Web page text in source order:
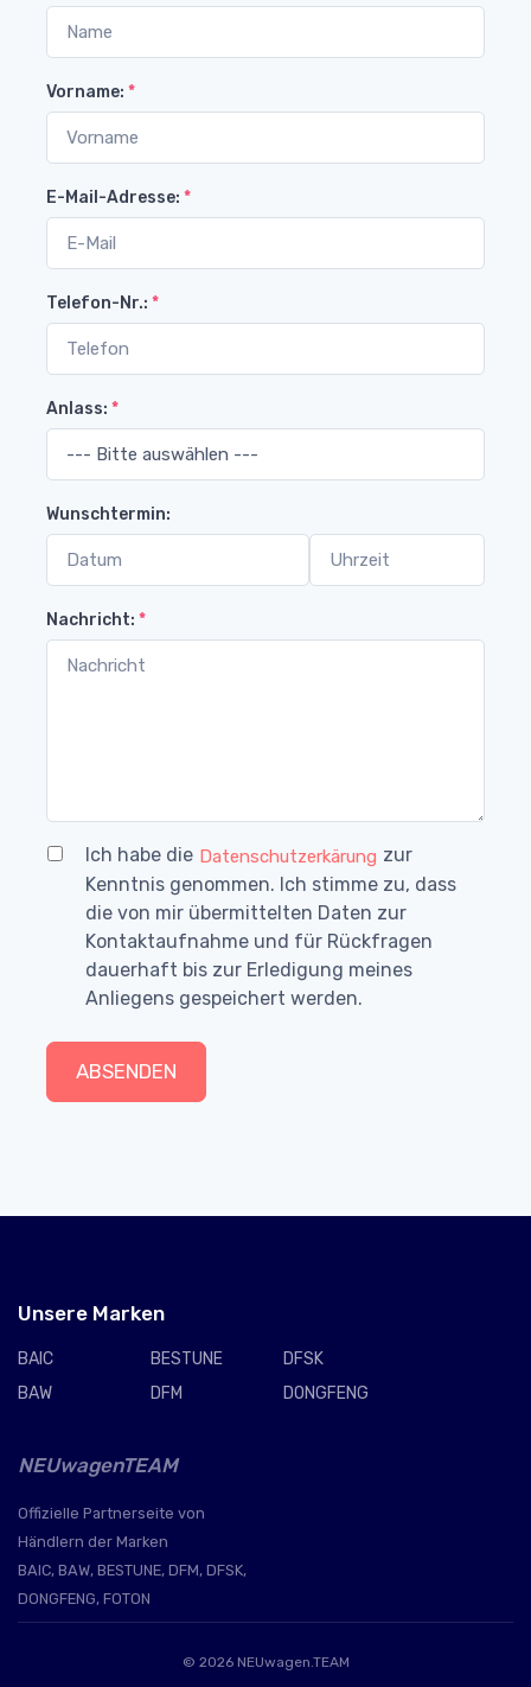
Vorname: *
E-Mail-Adresse: *
Telefon-Nr.: *
Anlass: *
Wunschtermin:
Nachricht: *
Ich habe die Datenschutzerkärung zur
Kenntnis genommen. Ich stimme zu, dass
die von mir übermittelten Daten zur
Kontaktaufnahme und für Rückfragen
dauerhaft bis zur Erledigung meines
Anliegens gespeichert werden.
ABSENDEN
Unsere Marken
BAIC
BAW
BESTUNE
DFM
DFSK
DONGFENG
NEUwagenTEAM
Offizielle Partnerseite von
Händlern der Marken
BAIC, BAW, BESTUNE, DFM, DFSK,
DONGFENG, FOTON
© 2026 NEUwagen.TEAM